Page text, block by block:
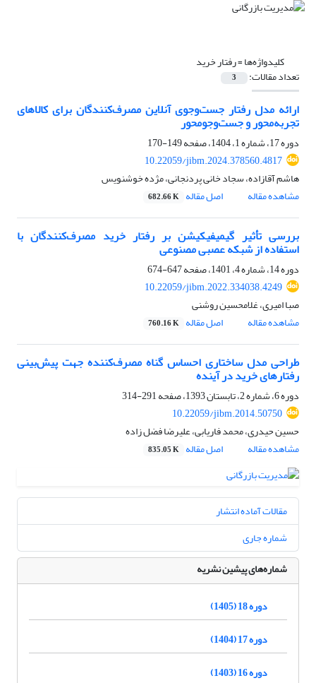
کلیدواژه‌ها =رفتار خرید
تعداد مقالات: 3
ارائه مدل رفتار جست‌‌وجوی آنلاین مصرف‌کنندگان برای کالاهای
تجربه‌محور و جست‌وجومحور
دوره 17، شماره 1، 1404، صفحه
149-170
10.22059/jibm.2024.378560.4817
هاشم آقازاده، سجاد خانی پردنجانی، مژده خوشنویس
مشاهده مقاله
اصل مقاله 682.66 K
بررسی تأثیر گیمیفیکیشن بر رفتار خرید مصرف‌کنندگان با
استفاده از شبکه عصبی مصنوعی
دوره 14، شماره 4، 1401، صفحه
647-674
10.22059/jibm.2022.334038.4249
صبا امیری، غلامحسین روشنی
مشاهده مقاله
اصل مقاله 760.16 K
طراحی مدل ساختاری احساس گناه مصرف‌کننده جهت پیش‌بینی
رفتارهای خرید در آینده
دوره 6، شماره 2، تابستان 1393، صفحه
291-314
10.22059/jibm.2014.50750
حسین حیدری، محمد فاریابی، علیرضا فضل زاده
مشاهده مقاله
اصل مقاله 835.05 K
مقالات آماده انتشار
شماره جاری
شماره‌های پیشین نشریه
دوره 18 (1405)
دوره 17 (1404)
دوره 16 (1403)